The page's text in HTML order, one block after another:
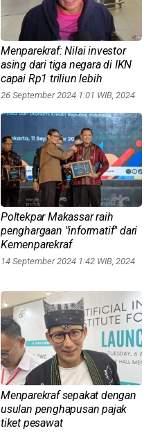
Menparekraf: Nilai investor
asing dari tiga negara di IKN
capai Rp1 triliun lebih
26 September 2024 1:01 WIB, 2024
Poltekpar Makassar raih
penghargaan "informatif" dari
Kemenparekraf
14 September 2024 1:42 WIB, 2024
Menparekraf sepakat dengan
usulan penghapusan pajak
tiket pesawat